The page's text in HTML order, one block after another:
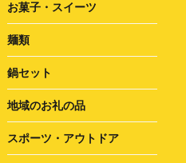
お菓子・スイーツ
麺類
鍋セット
地域のお礼の品
スポーツ・アウトドア